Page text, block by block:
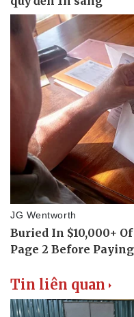
Tin liên quan